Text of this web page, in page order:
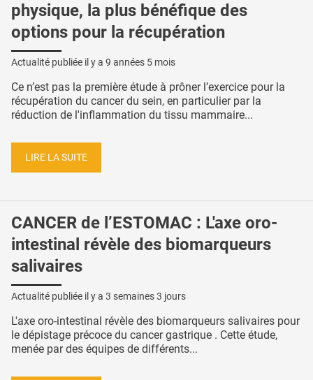
physique, la plus bénéfique des
options pour la récupération
Actualité publiée il y a 9 années 5 mois
Ce n’est pas la première étude à prôner l’exercice pour la
récupération du cancer du sein, en particulier par la
réduction de l'inflammation du tissu mammaire...
LIRE LA SUITE
CANCER de l’ESTOMAC : L'axe oro-
intestinal révèle des biomarqueurs
salivaires
Actualité publiée il y a 3 semaines 3 jours
L'axe oro-intestinal révèle des biomarqueurs salivaires pour
le dépistage précoce du cancer gastrique . Cette étude,
menée par des équipes de différents...